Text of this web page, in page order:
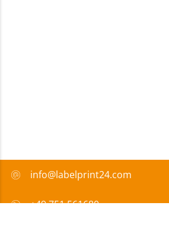
info@labelprint24.com
+49 751 561680